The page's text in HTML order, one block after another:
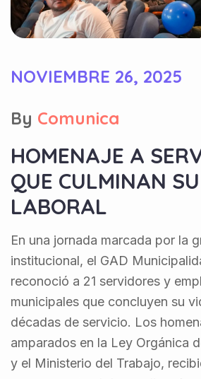
NOVIEMBRE 26, 2025
By Comunica
HOMENAJE A
QUE CULMINAN
LABORAL
En una jornada marcada por la
institucional, el GAD
reconoció a 21 servidores y
municipales que concluyen su
décadas de servicio. Los
amparados en la Ley Orgánica
y el Ministerio del Trabajo,